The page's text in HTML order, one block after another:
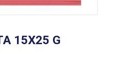
15X25 G